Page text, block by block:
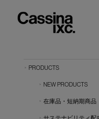
PRODUCTS
NEW PRODUCTS
在庫品・短納期商品